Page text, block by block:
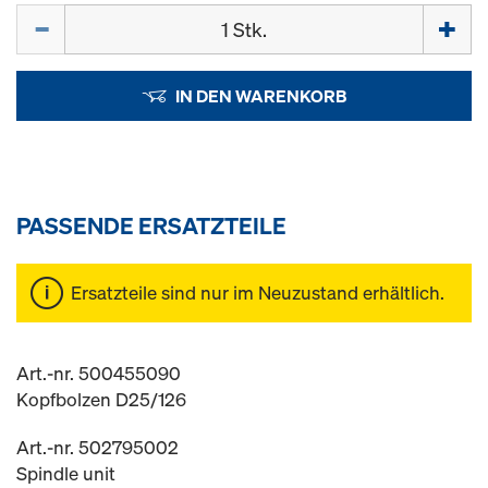
IN DEN WARENKORB
PASSENDE ERSATZTEILE
Ersatzteile sind nur im Neuzustand erhältlich.
Art.-nr. 500455090
Kopfbolzen D25/126
Art.-nr. 502795002
Spindle unit